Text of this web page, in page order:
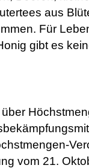
aus
Für
gibt es
über
vom 21.